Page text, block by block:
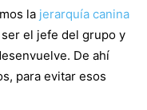
la jerarquía canina
el jefe del grupo y
De ahí
para evitar esos